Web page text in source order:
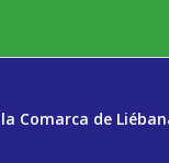
Comarca de